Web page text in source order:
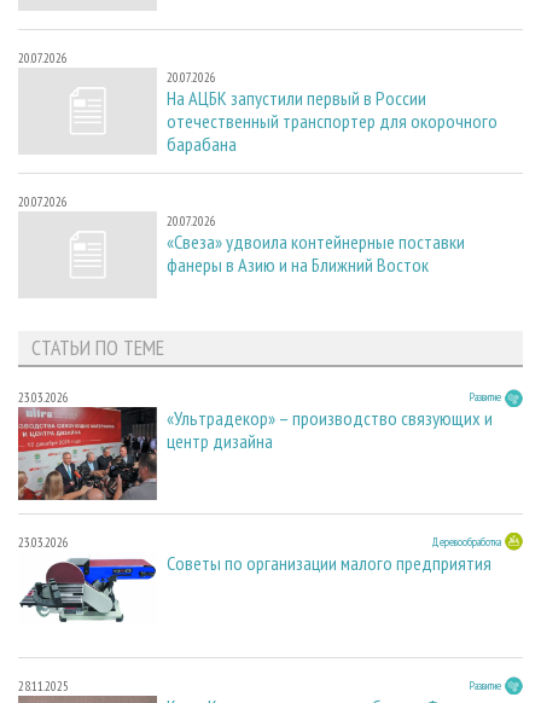
20.07.2026
20.07.2026
На АЦБК запустили первый в России
отечественный транспортер для окорочного
барабана
20.07.2026
20.07.2026
«Свеза» удвоила контейнерные поставки
фанеры в Азию и на Ближний Восток
СТАТЬИ ПО ТЕМЕ
23.03.2026 Развитие
«Ультрадекор» – производство связующих и
центр дизайна
23.03.2026 Деревообработка
Советы по организации малого предприятия
28.11.2025 Развитие